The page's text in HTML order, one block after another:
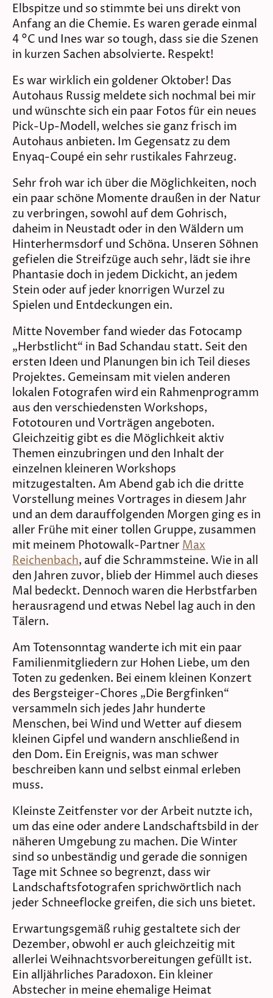
Elbspitze und so stimmte bei uns direkt von
Anfang an die Chemie. Es waren gerade einmal
4 °C und Ines war so tough, dass sie die Szenen
in kurzen Sachen absolvierte. Respekt!
Es war wirklich ein goldener Oktober! Das
Autohaus Russig meldete sich nochmal bei mir
und wünschte sich ein paar Fotos für ein neues
Pick-Up-Modell, welches sie ganz frisch im
Autohaus anbieten. Im Gegensatz zu dem
Enyaq-Coupé ein sehr rustikales Fahrzeug.
Sehr froh war ich über die Möglichkeiten, noch
ein paar schöne Momente draußen in der Natur
zu verbringen, sowohl auf dem Gohrisch,
daheim in Neustadt oder in den Wäldern um
Hinterhermsdorf und Schöna. Unseren Söhnen
gefielen die Streifzüge auch sehr, lädt sie ihre
Phantasie doch in jedem Dickicht, an jedem
Stein oder auf jeder knorrigen Wurzel zu
Spielen und Entdeckungen ein.
Mitte November fand wieder das Fotocamp
„Herbstlicht“ in Bad Schandau statt. Seit den
ersten Ideen und Planungen bin ich Teil dieses
Projektes. Gemeinsam mit vielen anderen
lokalen Fotografen wird ein Rahmenprogramm
aus den verschiedensten Workshops,
Fototouren und Vorträgen angeboten.
Gleichzeitig gibt es die Möglichkeit aktiv
Themen einzubringen und den Inhalt der
einzelnen kleineren Workshops
mitzugestalten. Am Abend gab ich die dritte
Vorstellung meines Vortrages in diesem Jahr
und an dem darauffolgenden Morgen ging es in
aller Frühe mit einer tollen Gruppe, zusammen
mit meinem Photowalk-Partner Max
Reichenbach, auf die Schrammsteine. Wie in all
den Jahren zuvor, blieb der Himmel auch dieses
Mal bedeckt. Dennoch waren die Herbstfarben
herausragend und etwas Nebel lag auch in den
Tälern.
Am Totensonntag wanderte ich mit ein paar
Familienmitgliedern zur Hohen Liebe, um den
Toten zu gedenken. Bei einem kleinen Konzert
des Bergsteiger-Chores „Die Bergfinken“
versammeln sich jedes Jahr hunderte
Menschen, bei Wind und Wetter auf diesem
kleinen Gipfel und wandern anschließend in
den Dom. Ein Ereignis, was man schwer
beschreiben kann und selbst einmal erleben
muss.
Kleinste Zeitfenster vor der Arbeit nutzte ich,
um das eine oder andere Landschaftsbild in der
näheren Umgebung zu machen. Die Winter
sind so unbeständig und gerade die sonnigen
Tage mit Schnee so begrenzt, dass wir
Landschaftsfotografen sprichwörtlich nach
jeder Schneeflocke greifen, die sich uns bietet.
Erwartungsgemäß ruhig gestaltete sich der
Dezember, obwohl er auch gleichzeitig mit
allerlei Weihnachtsvorbereitungen gefüllt ist.
Ein alljährliches Paradoxon. Ein kleiner
Abstecher in meine ehemalige Heimat